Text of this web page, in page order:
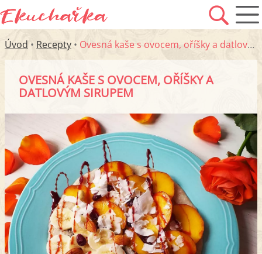
Úvod • Recepty • Ovesná kaše s ovocem, oříšky a datlovým sirupem
OVESNÁ KAŠE S OVOCEM, OŘÍŠKY A
DATLOVÝM SIRUPEM